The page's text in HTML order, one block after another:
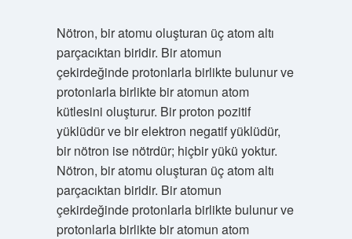
Nötron, bir atomu oluşturan üç atom altı
parçacıktan biridir. Bir atomun
çekirdeğinde protonlarla birlikte bulunur ve
protonlarla birlikte bir atomun atom
kütlesini oluşturur. Bir proton pozitif
yüklüdür ve bir elektron negatif yüklüdür,
bir nötron ise nötrdür; hiçbir yükü yoktur.
Nötron, bir atomu oluşturan üç atom altı
parçacıktan biridir. Bir atomun
çekirdeğinde protonlarla birlikte bulunur ve
protonlarla birlikte bir atomun atom